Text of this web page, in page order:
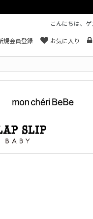
こんにちは、
規会員登録 お気に入り